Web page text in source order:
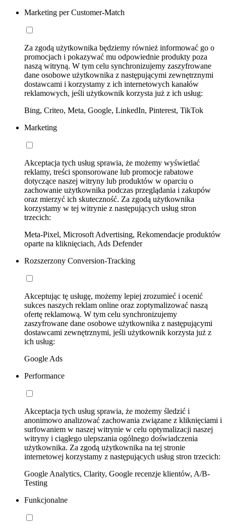
Marketing per Customer-Match
Za zgodą użytkownika będziemy również informować go o
promocjach i pokazywać mu odpowiednie produkty poza
naszą witryną. W tym celu synchronizujemy zaszyfrowane
dane osobowe użytkownika z następującymi zewnętrznymi
dostawcami i korzystamy z ich internetowych kanałów
reklamowych, jeśli użytkownik korzysta już z ich usług:
Bing, Criteo, Meta, Google, LinkedIn, Pinterest, TikTok
Marketing
Akceptacja tych usług sprawia, że możemy wyświetlać
reklamy, treści sponsorowane lub promocje rabatowe
dotyczące naszej witryny lub produktów w oparciu o
zachowanie użytkownika podczas przeglądania i zakupów
oraz mierzyć ich skuteczność. Za zgodą użytkownika
korzystamy w tej witrynie z następujących usług stron
trzecich:
Meta-Pixel, Microsoft Advertising, Rekomendacje produktów
oparte na kliknięciach, Ads Defender
Rozszerzony Conversion-Tracking
Akceptując tę usługę, możemy lepiej zrozumieć i ocenić
sukces naszych reklam online oraz zoptymalizować naszą
ofertę reklamową. W tym celu synchronizujemy
zaszyfrowane dane osobowe użytkownika z następującymi
dostawcami zewnętrznymi, jeśli użytkownik korzysta już z
ich usług:
Google Ads
Performance
Akceptacja tych usług sprawia, że możemy śledzić i
anonimowo analizować zachowania związane z kliknięciami i
surfowaniem w naszej witrynie w celu optymalizacji naszej
witryny i ciągłego ulepszania ogólnego doświadczenia
użytkownika. Za zgodą użytkownika na tej stronie
internetowej korzystamy z następujących usług stron trzecich:
Google Analytics, Clarity, Google recenzje klientów, A/B-
Testing
Funkcjonalne